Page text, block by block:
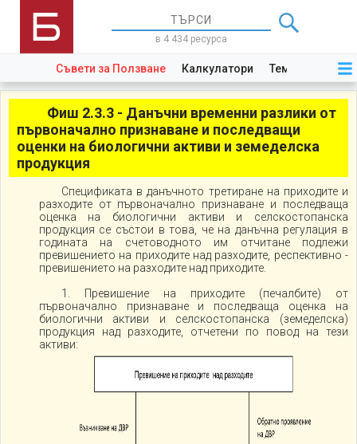
в 4 434 ресурса
Съвети за Ползване Калкулатори Теми Закони
Фиш 2.3.3 - Данъчни временни разлики от
първоначално признаване и последващи
оценки на биологични активи и земеделска
продукция
Спецификата в данъчното третиране на приходите и
разходите от първоначално признаване и последваща
оценка на биологични активи и селскостопанска
продукция се състои в това, че на данъчна регулация в
годината на счетоводното им отчитане подлежи
превишението на приходите над разходите, респективно -
превишението на разходите над приходите.
1. Превишение на приходите (печалбите) от
първоначално признаване и последваща оценка на
биологични активи и селскостопанска (земеделска)
продукция над разходите, отчетени по повод на тези
активи: